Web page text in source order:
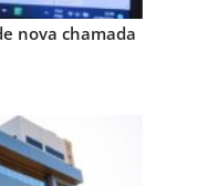
nova chamada